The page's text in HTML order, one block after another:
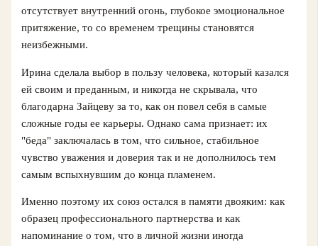
отсутствует внутренний огонь, глубокое эмоциональное
притяжение, то со временем трещины становятся
неизбежными.
Ирина сделала выбор в пользу человека, который казался
ей своим и преданным, и никогда не скрывала, что
благодарна Зайцеву за то, как он повел себя в самые
сложные годы ее карьеры. Однако сама признает: их
"беда" заключалась в том, что сильное, стабильное
чувство уважения и доверия так и не дополнилось тем
самым вспыхнувшим до конца пламенем.
Именно поэтому их союз остался в памяти двояким: как
образец профессионального партнерства и как
напоминание о том, что в личной жизни иногда